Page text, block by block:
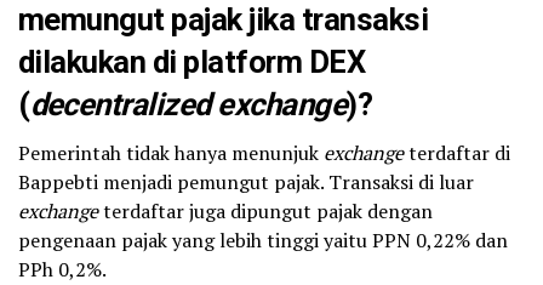
memungut pajak jika transaksi
dilakukan di platform DEX
(decentralized exchange)?
Pemerintah tidak hanya menunjuk exchangeterdaftar di
Bappebti menjadi pemungut pajak. Transaksi di luar
exchangeterdaftar juga dipungut pajak dengan
pengenaan pajak yang lebih tinggi yaitu PPN 0,22% dan
PPh 0,2%.